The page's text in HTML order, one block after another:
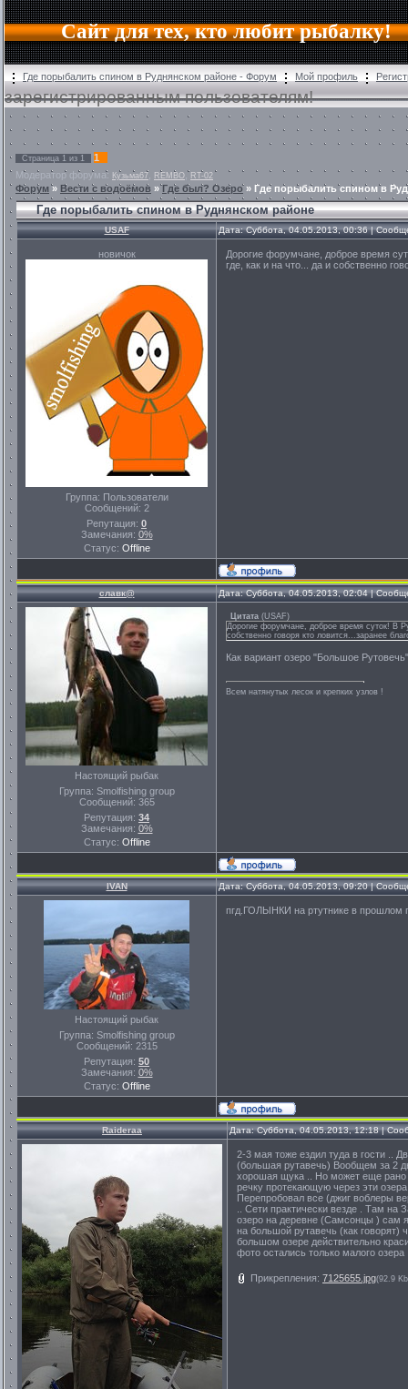
Сайт для тех, кто любит рыбалку!
Где порыбалить спином в Руднянском районе - Форум Мой профиль
зарегистрированным пользователям!
Страница 1 из 1
1
Модератор форума: Кузьма67 REMBO , RT-02
Форум» Вести с водоёмов »Где был? Озеро» Где порыбалить спином в
Где порыбалить спином в Руднянском районе
USAF Дата: Суббота, 04.05.2013, 00:36 |
новичок
Группа: Пользователи
Сообщений: 2
Репутация: 0
Замечания: 0%
Статус: Offline
Дорогие форумчане, доброе время
где, как и на что... да и собственно
славк@ Дата: Суббота, 04.05.2013, 02:04 |
Настоящий рыбак
Группа: Smolfishing group
Сообщений: 365
Репутация: 34
Замечания: 0%
Статус: Offline
Цитата (USAF)
Дорогие форумчане, доброе время суток! В
собственно говоря кто ловится...заранее
Как вариант озеро "Большое
Всем натянутых лесок и крепких узлов !
IVAN Дата: Суббота, 04.05.2013, 09:20 |
Настоящий рыбак
Группа: Smolfishing group
Сообщений: 2315
Репутация: 50
Замечания: 0%
Статус: Offline
пгд.ГОЛЫНКИ на ртутнике в прошлом
Raideraa Дата: Суббота, 04.05.2013, 12:18 |
2-3 мая тоже ездил туда в гости ..
(большая рутавечь) Вообщем за 2
хорошая щука .. Но может еще рано
речку протекающую через эти
Перепробовал все (джиг воблеры
.. Сети практически везде . Там
озеро на деревне (Самсонцы ) сам
на большой рутавечь (как говорят)
большом озере действительно
фото остались только малого
Прикрепления: 7125655.jpg(92.9